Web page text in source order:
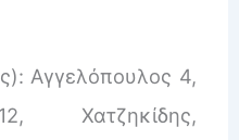
Αγγελόπουλος 4,
Χατζηκίδης,